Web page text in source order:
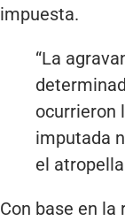
impuesta.
“La
ocurrieron
imputada
el
Con base en la